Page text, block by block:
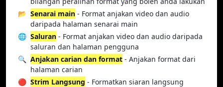
📂 Senarai main - Format anjakan video dan audio
daripada halaman senarai main
🌐 Saluran - Format anjakan video dan audio daripada
saluran dan halaman pengguna
🔍 Anjakan carian dan format - Anjakan format dari
halaman carian
🔴 Strim Langsung - Formatkan siaran langsung